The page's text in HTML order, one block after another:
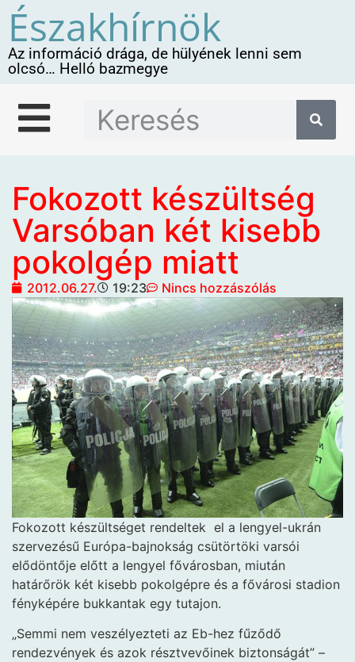
Északhírnök
Az információ drága, de hülyének lenni sem
olcsó… Helló bazmegye
Fokozott készültség
Varsóban két kisebb
pokolgép miatt
2012.06.27. 19:23 Nincs hozzászólás
Fokozott készültséget rendeltek el a lengyel-ukrán
szervezésű Európa-bajnokság csütörtöki varsói
elődöntője előtt a lengyel fővárosban, miután
határőrök két kisebb pokolgépre és a fővárosi stadion
fényképére bukkantak egy tutajon.
„Semmi nem veszélyezteti az Eb-hez fűződő
rendezvények és azok résztvevőinek biztonságát” –